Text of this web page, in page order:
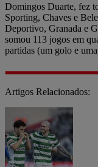
Domingos Duarte, fez
Sporting, Chaves e
Deportivo, Granada e
somou 113 jogos em
partidas (um golo e
Artigos Relacionados: